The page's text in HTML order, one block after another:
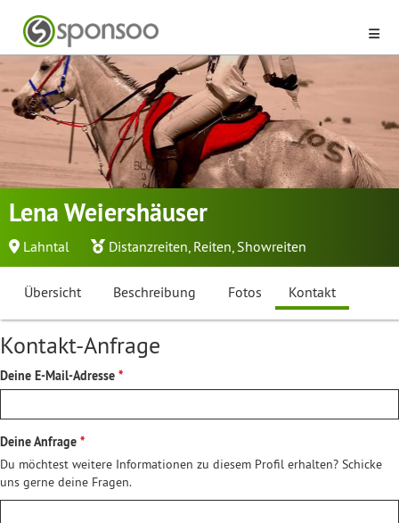
Lena Weiershäuser
Lahntal Distanzreiten, Reiten, Showreiten
Übersicht Beschreibung Fotos Kontakt
Kontakt-Anfrage
Deine E-Mail-Adresse
Deine Anfrage
Du möchtest weitere Informationen zu diesem Profil erhalten? Schicke
uns gerne deine Fragen.